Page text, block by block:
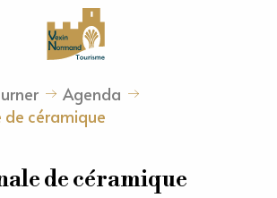
Agenda
de céramique
de céramique